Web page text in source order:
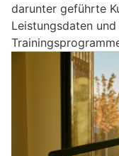
darunter geführte
Leistungsdaten